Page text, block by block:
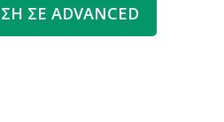
ΣΕ ADVANCED